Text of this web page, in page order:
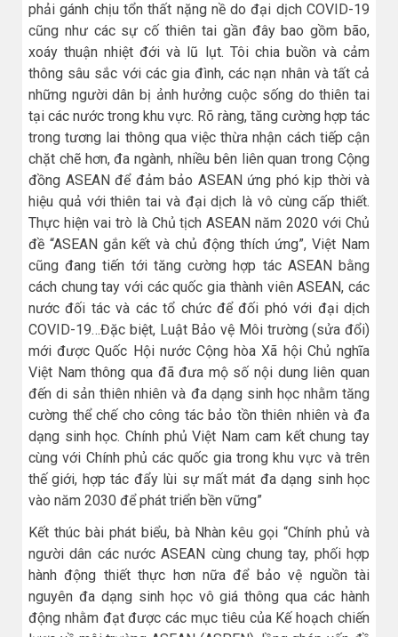
phải gánh chịu tổn thất nặng nề do đại dịch COVID-19
cũng như các sự cố thiên tai gần đây bao gồm bão,
xoáy thuận nhiệt đới và lũ lụt. Tôi chia buồn và cảm
thông sâu sắc với các gia đình, các nạn nhân và tất cả
những người dân bị ảnh hưởng cuộc sống do thiên tai
tại các nước trong khu vực. Rõ ràng, tăng cường hợp tác
trong tương lai thông qua việc thừa nhận cách tiếp cận
chặt chẽ hơn, đa ngành, nhiều bên liên quan trong Cộng
đồng ASEAN để đảm bảo ASEAN ứng phó kịp thời và
hiệu quả với thiên tai và đại dịch là vô cùng cấp thiết.
Thực hiện vai trò là Chủ tịch ASEAN năm 2020 với Chủ
đề “ASEAN gắn kết và chủ động thích ứng”, Việt Nam
cũng đang tiến tới tăng cường hợp tác ASEAN bằng
cách chung tay với các quốc gia thành viên ASEAN, các
nước đối tác và các tổ chức để đối phó với đại dịch
COVID-19…Đặc biệt, Luật Bảo vệ Môi trường (sửa đổi)
mới được Quốc Hội nước Cộng hòa Xã hội Chủ nghĩa
Việt Nam thông qua đã đưa mộ số nội dung liên quan
đến di sản thiên nhiên và đa dạng sinh học nhằm tăng
cường thể chế cho công tác bảo tồn thiên nhiên và đa
dạng sinh học. Chính phủ Việt Nam cam kết chung tay
cùng với Chính phủ các quốc gia trong khu vực và trên
thế giới, hợp tác đẩy lùi sự mất mát đa dạng sinh học
vào năm 2030 để phát triển bền vững”
Kết thúc bài phát biểu, bà Nhàn kêu gọi “Chính phủ và
người dân các nước ASEAN cùng chung tay, phối hợp
hành động thiết thực hơn nữa để bảo vệ nguồn tài
nguyên đa dạng sinh học vô giá thông qua các hành
động nhằm đạt được các mục tiêu của Kế hoạch chiến